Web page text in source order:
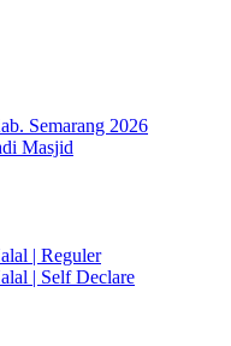
Semarang 2026
Masjid
| Reguler
| Self Declare